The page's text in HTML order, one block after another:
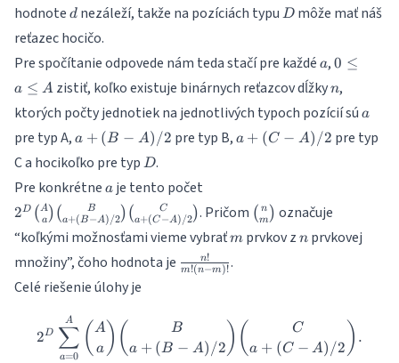
hodnote d
d nezáleží, takže na pozíciách typu D
D môže mať náš
reťazec hocičo.
Pre spočítanie odpovede nám teda stačí pre každé a
a, 0\leq
A
0 ≤
a ≤ A zistiť, koľko existuje binárnych reťazcov dĺžkyn
n,
ktorých počty jednotiek na jednotlivých typoch pozícií sú a
a
pre typ A, a +
(B-
A)/2
a + (B − A) /2 pre typ B, a +
a + (C − A) /2 pre typ
C a hocikoľko pre typ D
D.
Pre konkrétne a
a je tento počet
{a}\binom{B}
{a+(B-
A)/2}\binom{C}
{a + (C-A)/2}
2D ( a
A) ( a+(B−A) /2
B ) ( a+(C−A) /2
C ). Pričom \binom{n}
{m}
( m
n ) označuje
“koľkými možnosťami vieme vybraťm
m prvkov z n
n prvkovej
množiny”, čoho hodnota je \frac{n!}
{m!(n-
m!(n−m)!
n!
.
Celé riešenie úlohy je
2D
a=0
∑
A ( a
A)( a + (B − A) /2
B )( a + (C − A) /2
C ) .